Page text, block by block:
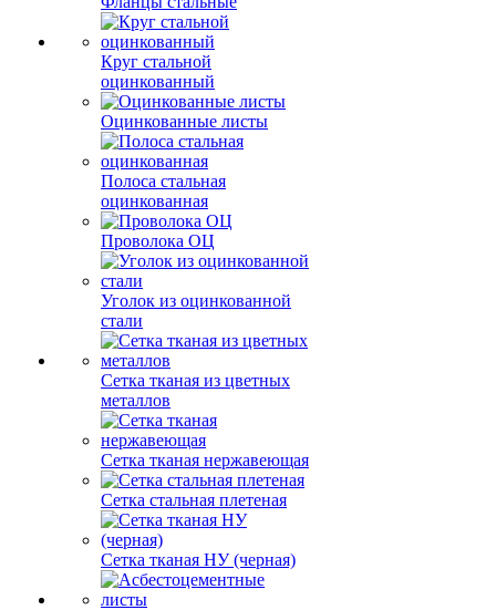
Круг стальной
оцинкованный
Оцинкованные листы
Полоса стальная
оцинкованная
Проволока ОЦ
Уголок из оцинкованной
стали
Сетка тканая из цветных
металлов
Сетка тканая нержавеющая
Сетка стальная плетеная
Сетка тканая НУ (черная)